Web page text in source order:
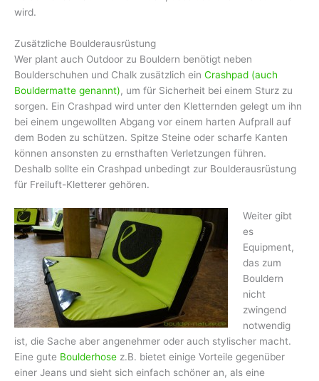
wird.
Zusätzliche Boulderausrüstung
Wer plant auch Outdoor zu Bouldern benötigt neben
Boulderschuhen und Chalk zusätzlich ein Crashpad (auch
Bouldermatte genannt), um für Sicherheit bei einem Sturz zu
sorgen. Ein Crashpad wird unter den Kletternden gelegt um ihn
bei einem ungewollten Abgang vor einem harten Aufprall auf
dem Boden zu schützen. Spitze Steine oder scharfe Kanten
können ansonsten zu ernsthaften Verletzungen führen.
Deshalb sollte ein Crashpad unbedingt zur Boulderausrüstung
für Freiluft-Kletterer gehören.
Weiter gibt
es
Equipment,
das zum
Bouldern
nicht
zwingend
notwendig
ist, die Sache aber angenehmer oder auch stylischer macht.
Eine gute Boulderhose z.B. bietet einige Vorteile gegenüber
einer Jeans und sieht sich einfach schöner an, als eine